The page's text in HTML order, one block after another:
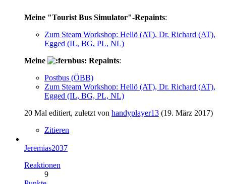
Meine "Tourist Bus Simulator"-Repaints:
Zum Steam Workshop: Hellö (AT), Dr. Richard (AT),
Egged (IL, BG, PL, NL)
Meine
Repaints:
Postbus (ÖBB)
Zum Steam Workshop: Hellö (AT), Dr. Richard (AT),
Egged (IL, BG, PL, NL)
20 Mal editiert, zuletzt von handyplayer13 (19. März 2017)
Zitieren
Jeremias2037
Reaktionen
9